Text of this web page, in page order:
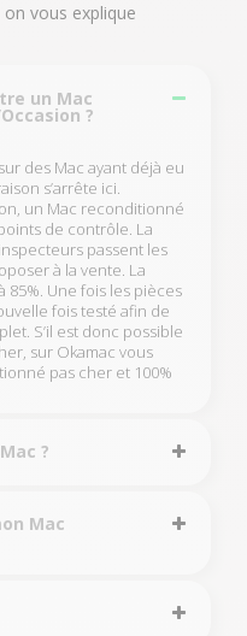
vous explique
un Mac
?
des Mac ayant déjà eu
s’arrête ici.
un Mac reconditionné
de contrôle. La
passent les
à la vente. La
85%. Une fois les pièces
fois testé afin de
S’il est donc possible
sur Okamac vous
pas cher et 100%
?
Mac